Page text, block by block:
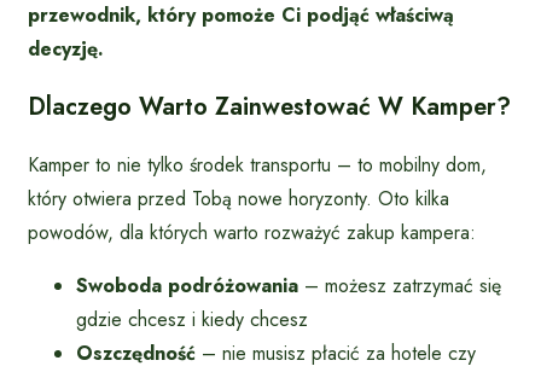
przewodnik, który pomoże Ci podjąć właściwą
decyzję.
Dlaczego Warto Zainwestować W Kamper?
Kamper to nie tylko środek transportu – to mobilny dom,
który otwiera przed Tobą nowe horyzonty. Oto kilka
powodów, dla których warto rozważyć zakup kampera:
Swoboda podróżowania – możesz zatrzymać się
gdzie chcesz i kiedy chcesz
Oszczędność – nie musisz płacić za hotele czy